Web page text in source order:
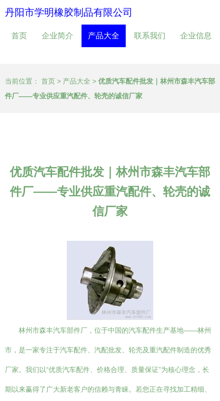
丹阳市学明橡胶制品有限公司
首页 企业简介 产品大全 联系我们 企业信息
当前位置： 首页 > 产品大全 > 优质汽车配件批发｜林州市森丰汽车部
件厂——专业供应重汽配件、轮壳的诚信厂家
优质汽车配件批发｜林州市森丰汽车部
件厂——专业供应重汽配件、轮壳的诚
信厂家
林州市森丰汽车部件厂，位于中国的汽车配件生产基地——林州
市，是一家专注于汽车配件、汽配批发、轮壳及重汽配件制造的优秀
厂家。我们以“优质汽车配件、价格合理、质量保证”为核心理念，长
期以来赢得了广大新老客户的信赖与青睐。若您正在寻找加工精细、